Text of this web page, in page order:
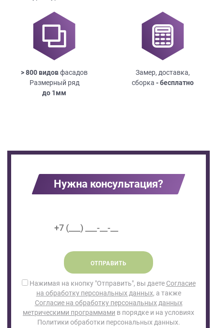
> 800 видовфасадов
Размерный ряд
до 1мм
Замер, доставка,
сборка - бесплатно
Нужна консультация?
ОТПРАВИТЬ
Нажимая на кнопку "Отправить", вы даете Согласие
на обработку персональных данных, а также
Согласие на обработку персональных данных
метрическими программами в порядке и на условиях
Политики обработки персональных данных.